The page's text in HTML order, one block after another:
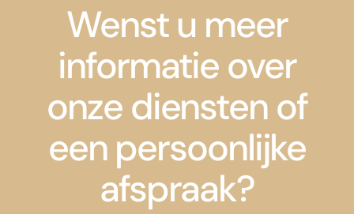
Wenst u meer
informatie over
onze diensten of
een persoonlijke
afspraak?